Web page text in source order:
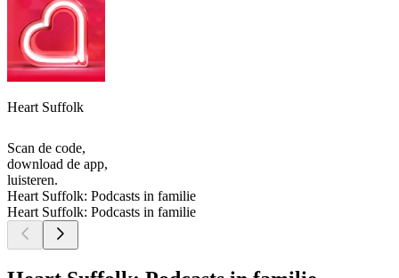
Heart Suffolk
Scan de code,
download de app,
luisteren.
Heart Suffolk: Podcasts in familie
Heart Suffolk: Podcasts in familie